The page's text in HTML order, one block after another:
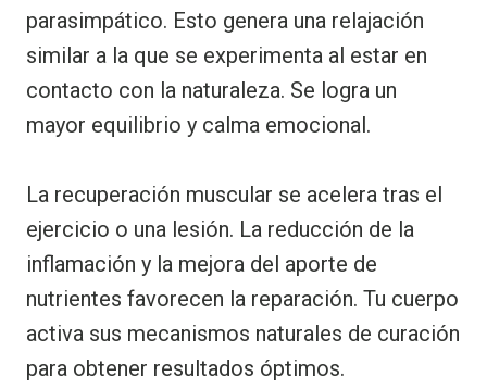
parasimpático. Esto genera una relajación
similar a la que se experimenta al estar en
contacto con la naturaleza. Se logra un
mayor equilibrio y calma emocional.
La recuperación muscular se acelera tras el
ejercicio o una lesión. La reducción de la
inflamación y la mejora del aporte de
nutrientes favorecen la reparación. Tu cuerpo
activa sus mecanismos naturales de curación
para obtener resultados óptimos.